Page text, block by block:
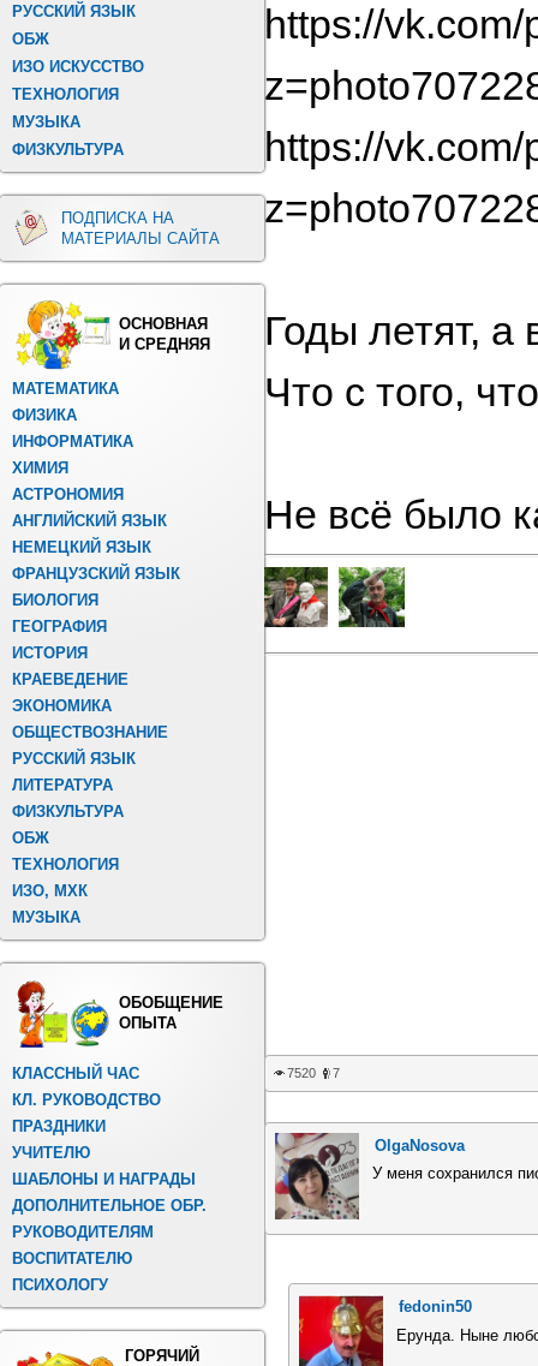
РУССКИЙ ЯЗЫК
ОБЖ
ИЗО ИСКУССТВО
ТЕХНОЛОГИЯ
МУЗЫКА
ФИЗКУЛЬТУРА
ПОДПИСКА НА
МАТЕРИАЛЫ САЙТА
ОСНОВНАЯ
И СРЕДНЯЯ
МАТЕМАТИКА
ФИЗИКА
ИНФОРМАТИКА
ХИМИЯ
АСТРОНОМИЯ
АНГЛИЙСКИЙ ЯЗЫК
НЕМЕЦКИЙ ЯЗЫК
ФРАНЦУЗСКИЙ ЯЗЫК
БИОЛОГИЯ
ГЕОГРАФИЯ
ИСТОРИЯ
КРАЕВЕДЕНИЕ
ЭКОНОМИКА
ОБЩЕСТВОЗНАНИЕ
РУССКИЙ ЯЗЫК
ЛИТЕРАТУРА
ФИЗКУЛЬТУРА
ОБЖ
ТЕХНОЛОГИЯ
ИЗО, МХК
МУЗЫКА
ОБОБЩЕНИЕ
ОПЫТА
КЛАССНЫЙ ЧАС
КЛ. РУКОВОДСТВО
ПРАЗДНИКИ
УЧИТЕЛЮ
ШАБЛОНЫ И НАГРАДЫ
ДОПОЛНИТЕЛЬНОЕ ОБР.
РУКОВОДИТЕЛЯМ
ВОСПИТАТЕЛЮ
ПСИХОЛОГУ
ГОРЯЧИЙ
https://
https://
Годы летят, а
Что с того,
Не всё было
7520 7
OlgaNosova
У меня сохранился
fedonin50
Ерунда. Ныне